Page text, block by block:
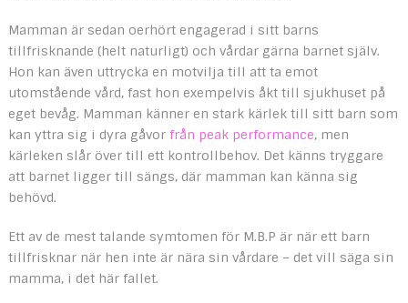
Mamman är sedan oerhört engagerad i sitt barns
tillfrisknande (helt naturligt) och vårdar gärna barnet själv.
Hon kan även uttrycka en motvilja till att ta emot
utomstående vård, fast hon exempelvis åkt till sjukhuset på
eget bevåg. Mamman känner en stark kärlek till sitt barn som
kan yttra sig i dyra gåvor från peak performance, men
kärleken slår över till ett kontrollbehov. Det känns tryggare
att barnet ligger till sängs, där mamman kan känna sig
behövd.
Ett av de mest talande symtomen för M.B.P är när ett barn
tillfrisknar när hen inte är nära sin vårdare – det vill säga sin
mamma, i det här fallet.